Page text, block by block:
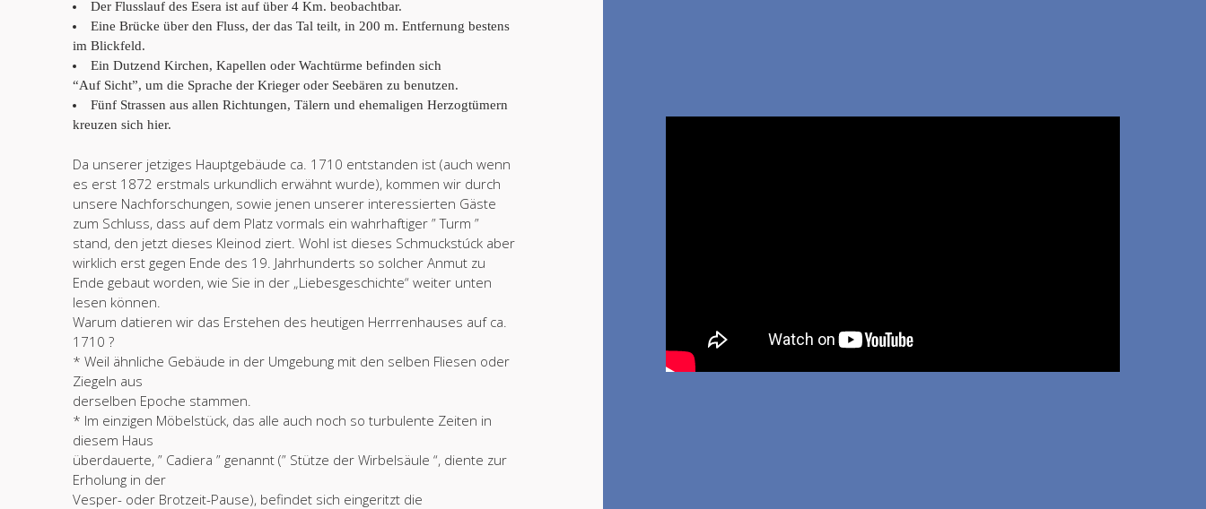
Der Flusslauf des Esera ist auf über 4 Km. beobachtbar.
Eine Brücke über den Fluss, der das Tal teilt, in 200 m. Entfernung bestens
im Blickfeld.
Ein Dutzend Kirchen, Kapellen oder Wachtürme befinden sich
“Auf Sicht”, um die Sprache der Krieger oder Seebären zu benutzen.
Fünf Strassen aus allen Richtungen, Tälern und ehemaligen Herzogtümern
kreuzen sich hier.
Da unserer jetziges Hauptgebäude ca. 1710 entstanden ist (auch wenn
es erst 1872 erstmals urkundlich erwähnt wurde), kommen wir durch
unsere Nachforschungen, sowie jenen unserer interessierten Gäste
zum Schluss, dass auf dem Platz vormals ein wahrhaftiger ” Turm ”
stand, den jetzt dieses Kleinod ziert. Wohl ist dieses Schmuckstúck aber
wirklich erst gegen Ende des 19. Jahrhunderts so solcher Anmut zu
Ende gebaut worden, wie Sie in der „Liebesgeschichte“ weiter unten
lesen können.
Warum datieren wir das Erstehen des heutigen Herrrenhauses auf ca.
1710 ?
* Weil ähnliche Gebäude in der Umgebung mit den selben Fliesen oder
Ziegeln aus
derselben Epoche stammen.
* Im einzigen Möbelstück, das alle auch noch so turbulente Zeiten in
diesem Haus
überdauerte, ” Cadiera ” genannt (” Stütze der Wirbelsäule “, diente zur
Erholung in der
Vesper- oder Brotzeit-Pause), befindet sich eingeritzt die